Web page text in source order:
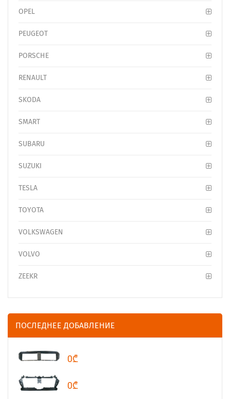
OPEL
PEUGEOT
PORSCHE
RENAULT
SKODA
SMART
SUBARU
SUZUKI
TESLA
TOYOTA
VOLKSWAGEN
VOLVO
ZEEKR
ПОСЛЕДНЕЕ ДОБАВЛЕНИЕ
0₾
0₾